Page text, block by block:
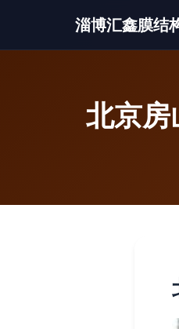
淄博汇鑫膜结
北京房